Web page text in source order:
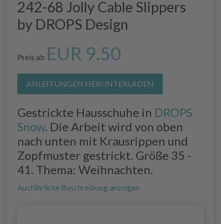
242-68 Jolly Cable Slippers
by DROPS Design
Preis ab EUR 9.50
ANLEITUNGEN HERUNTERLADEN
Gestrickte Hausschuhe in DROPS
Snow. Die Arbeit wird von oben
nach unten mit Krausrippen und
Zopfmuster gestrickt. Größe 35 -
41. Thema: Weihnachten.
Ausführliche Beschreibung anzeigen